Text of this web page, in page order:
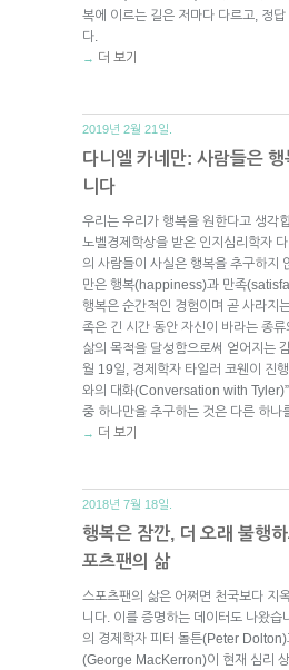
복에 이르는 길은 저마다 다르고, 정답
다.
→ 더 보기
2019년 2월 21일.
다니엘 카네만: 사람들은
니다
우리는 우리가 행복을 원한다고 생각
노벨경제학상을 받은 인지심리학자
의 사람들이 사실은 행복을 추구하지
만은 행복(happiness)과 만족
행복은 순간적인 경험이며 곧 사라지
족은 긴 시간 동안 자신이 바라는 종
삶의 목적을 달성함으로써 얻어지는
월 19일, 경제학자 타일러 코웬이 진
와의 대화(Conversation with Tyler)”
중 하나만을 추구하는 것은 다른 하나
→ 더 보기
2018년 7월 18일.
행복은 잠깐, 더 오래 불행
포츠팬의 삶
스포츠팬의 삶은 어쩌면 천국보다 지
니다. 이를 증명하는 데이터도 나왔습
의 경제학자 피터 돌튼(Peter Dolton)
(George MacKerron)이 현재 심리